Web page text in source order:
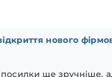
нового
посилки ще зручніше,